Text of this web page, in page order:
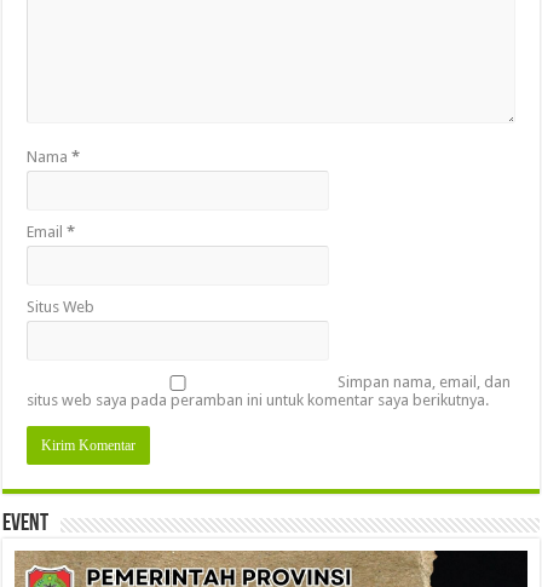
Nama*
Email*
Situs Web
Simpan nama, email, dan
situs web saya pada peramban ini untuk komentar saya berikutnya.
Event